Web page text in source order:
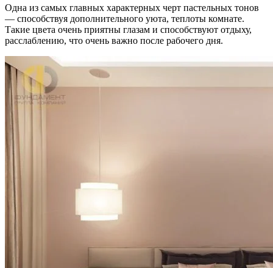
Одна из самых главных характерных черт пастельных тонов
— способствуя дополнительного уюта, теплоты комнате.
Такие цвета очень приятны глазам и способствуют отдыху,
расслаблению, что очень важно после рабочего дня.